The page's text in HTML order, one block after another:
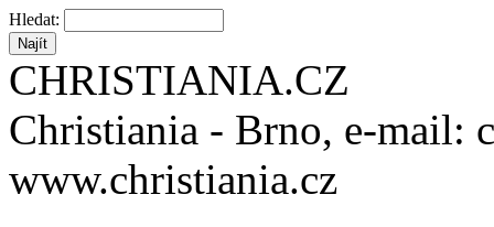
Hledat:
CHRISTIANIA.CZ
Christiania - Brno, e-mail:
www.christiania.cz